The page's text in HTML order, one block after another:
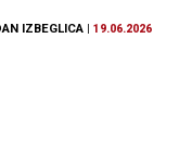
IZBEGLICA |19.06.2026